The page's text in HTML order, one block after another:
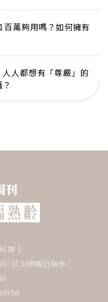
萬夠用嗎？如何擁有
人都想有「尊嚴」的
按 1
例假日除外